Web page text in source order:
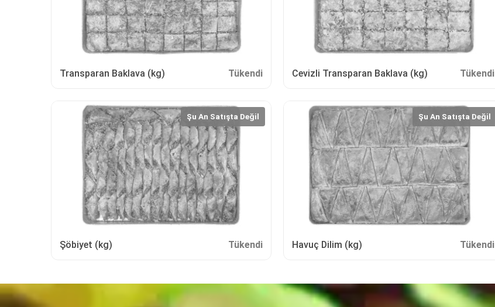
Transparan Baklava (kg) Tükendi Cevizli Transparan Baklava (kg) Tükendi
Şu An Satışta Değil
Şöbiyet (kg) Tükendi
Şu An Satışta Değil
Havuç Dilim (kg) Tükendi